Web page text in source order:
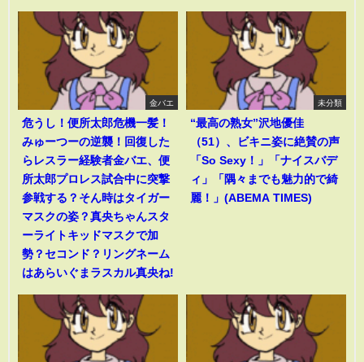
金バエ
危うし！便所太郎危機一髪！
みゅーつーの逆襲！回復した
らレスラー経験者金バエ、便
所太郎プロレス試合中に突撃
参戦する？そん時はタイガー
マスクの姿？真央ちゃんスタ
ーライトキッドマスクで加
勢？セコンド？リングネーム
はあらいぐまラスカル真央ね!
未分類
“最高の熟女”沢地優佳
（51）、ビキニ姿に絶賛の声
「So Sexy！」「ナイスバデ
ィ」「隅々までも魅力的で綺
麗！」(ABEMA TIMES)